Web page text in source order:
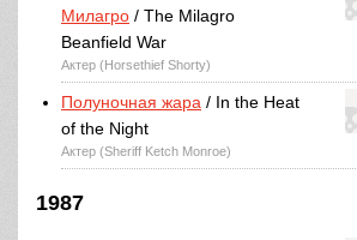
Милагро / The Milagro
Beanfield War
Актер (Horsethief Shorty)
Полуночная жара / In the Heat
of the Night
Актер (Sheriff Ketch Monroe)
1987